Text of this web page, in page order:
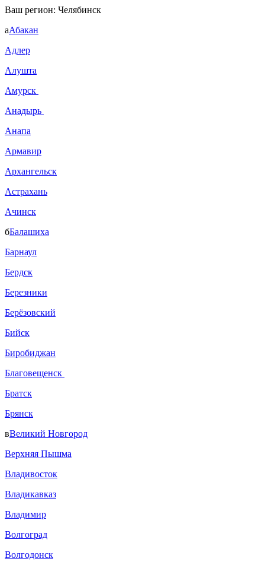
Ваш регион: Челябинск
аАбакан
Адлер
Алушта
Амурск
Анадырь
Анапа
Армавир
Архангельск
Астрахань
Ачинск
бБалашиха
Барнаул
Бердск
Березники
Берёзовский
Бийск
Биробиджан
Благовещенск
Братск
Брянск
вВеликий Новгород
Верхняя Пышма
Владивосток
Владикавказ
Владимир
Волгоград
Волгодонск